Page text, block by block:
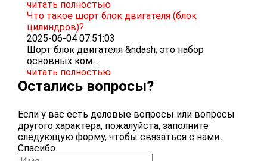
читать полностью
Что такое шорт блок двигателя (блок
цилиндров)?
2025-06-04 07:51:03
Шорт блок двигателя &ndash; это набор
основных ком...
читать полностью
Остались вопросы?
Если у вас есть деловые вопросы или вопросы
другого характера, пожалуйста, заполните
следующую форму, чтобы связаться с нами.
Спасибо.